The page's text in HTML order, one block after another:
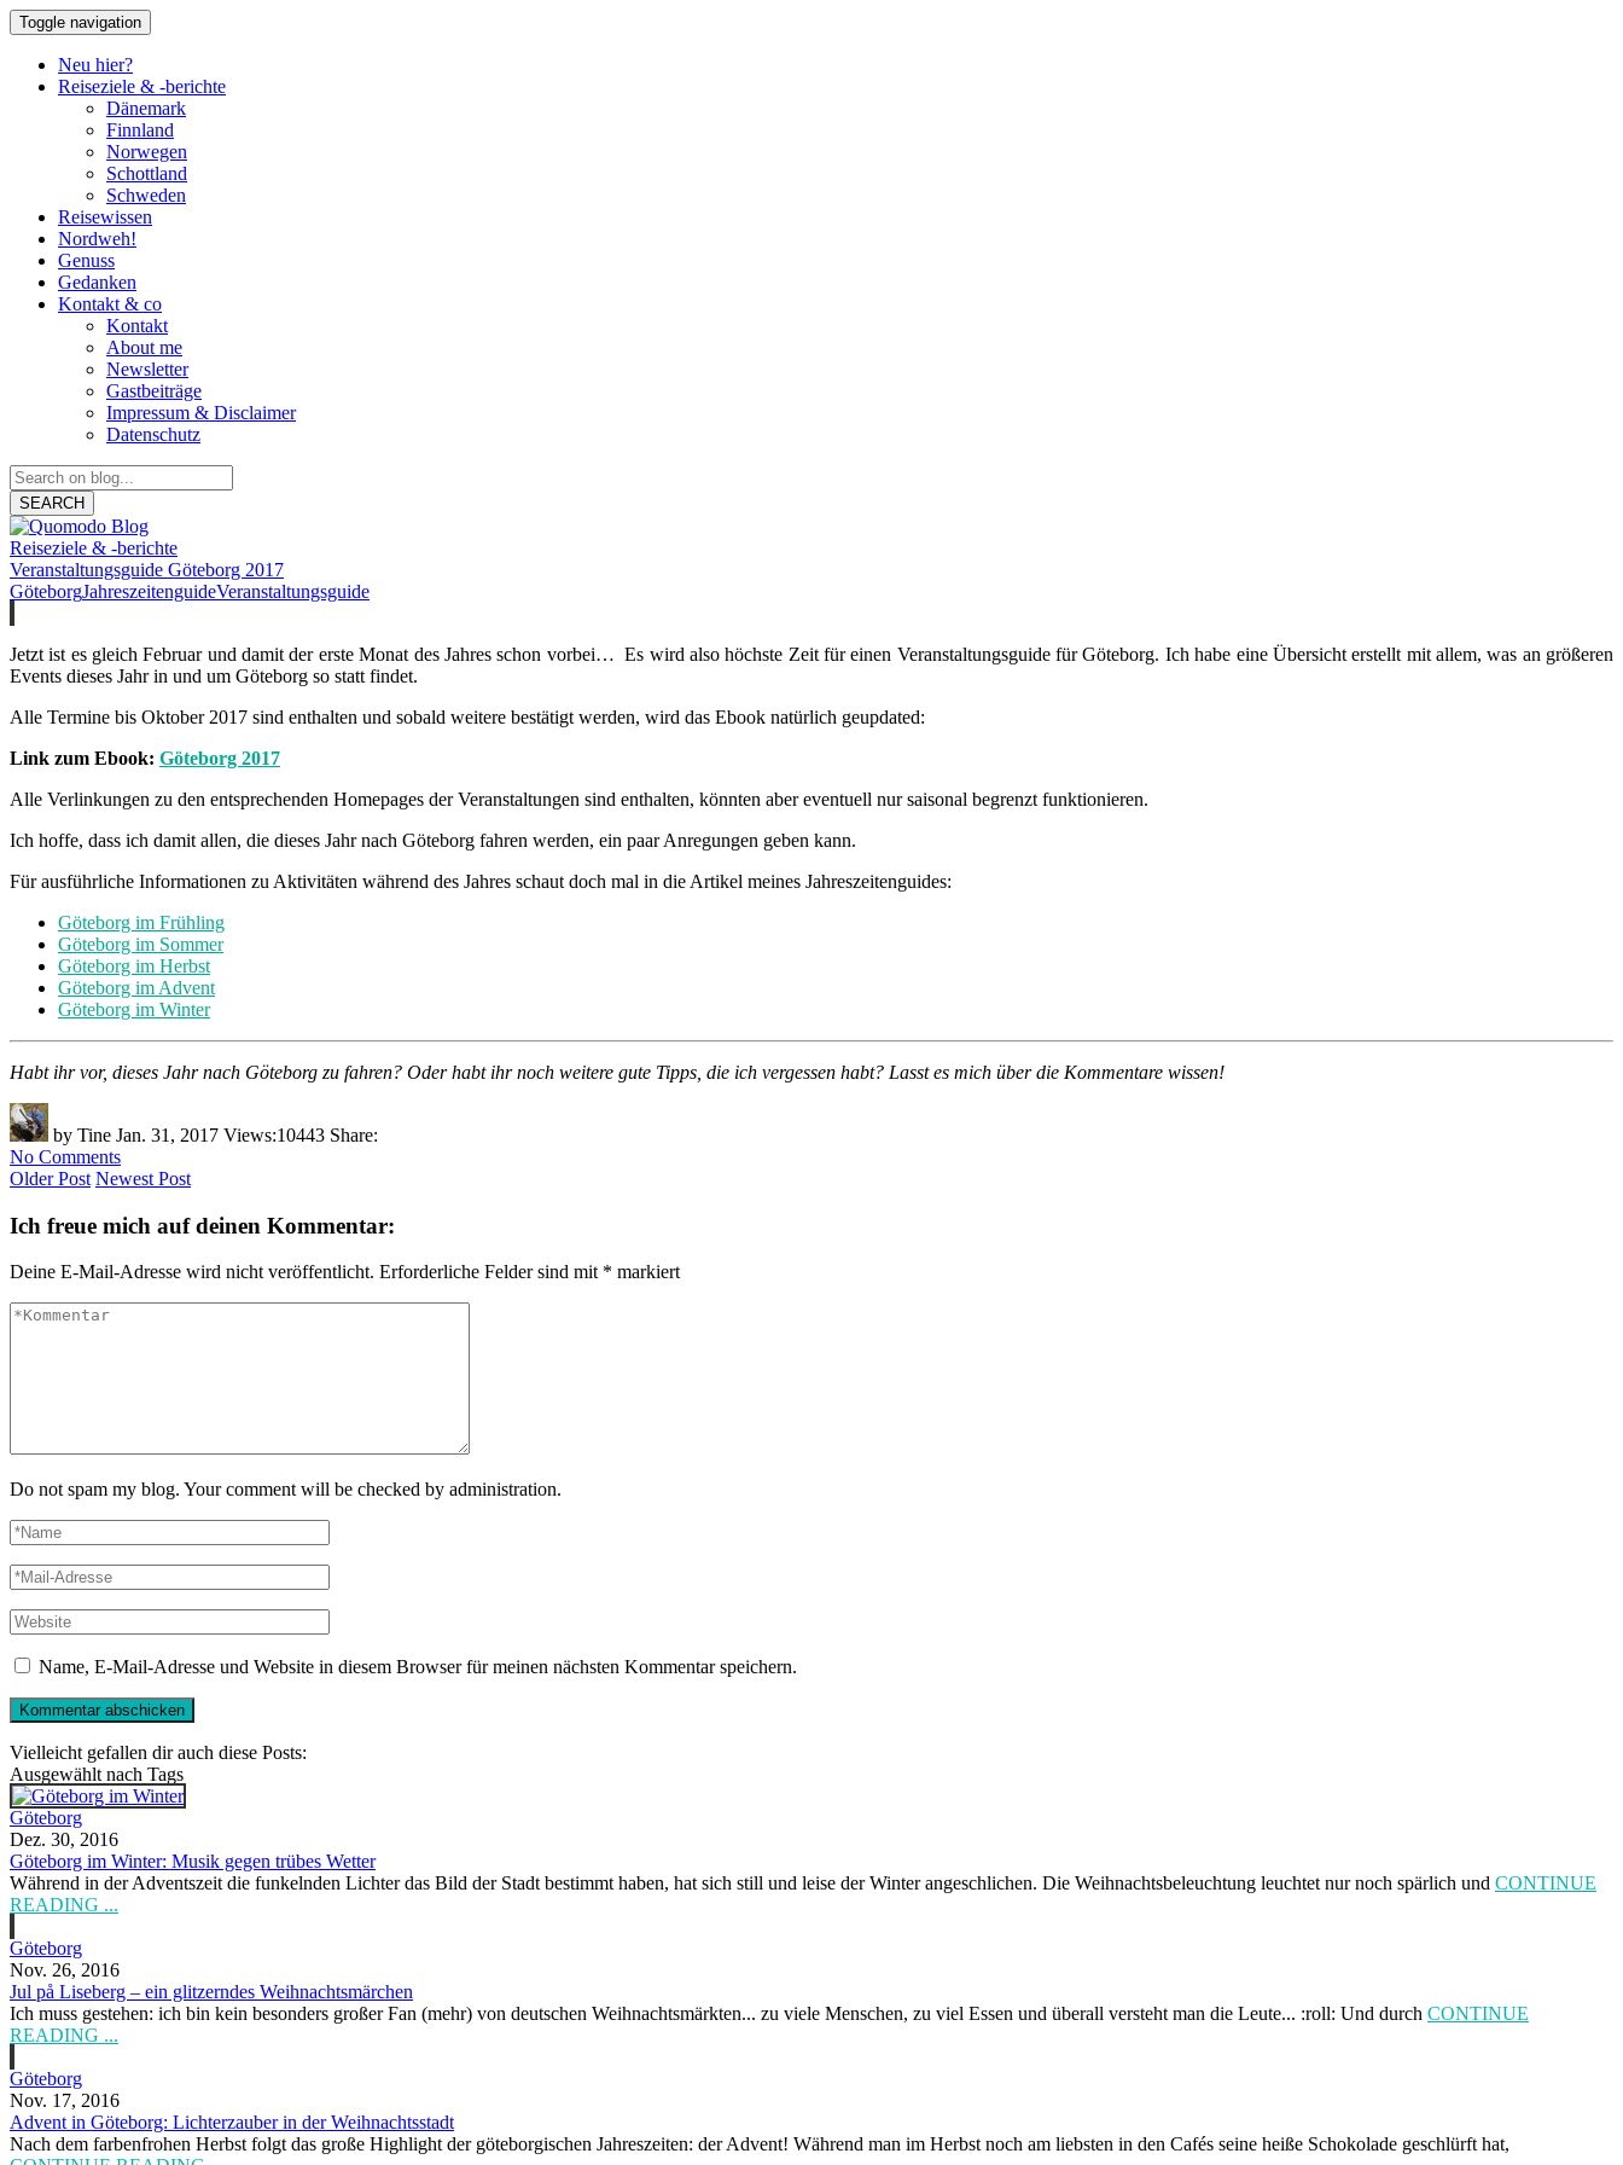
Toggle navigation
Neu hier?
Reiseziele & -berichte
Dänemark
Finnland
Norwegen
Schottland
Schweden
Reisewissen
Nordweh!
Genuss
Gedanken
Kontakt & co
Kontakt
About me
Newsletter
Gastbeiträge
Impressum & Disclaimer
Datenschutz
SEARCH
Reiseziele & -berichte
Veranstaltungsguide Göteborg 2017
GöteborgJahreszeitenguideVeranstaltungsguide
Jetzt ist es gleich Februar und damit der erste Monat des Jahres schon vorbei… Es wird also höchste Zeit für einen Veranstaltungsguide für Göteborg. Ich habe eine Übersicht erstellt mit allem, was an größeren
Events dieses Jahr in und um Göteborg so statt findet.
Alle Termine bis Oktober 2017 sind enthalten und sobald weitere bestätigt werden, wird das Ebook natürlich geupdated:
Link zum Ebook: Göteborg 2017
Alle Verlinkungen zu den entsprechenden Homepages der Veranstaltungen sind enthalten, könnten aber eventuell nur saisonal begrenzt funktionieren.
Ich hoffe, dass ich damit allen, die dieses Jahr nach Göteborg fahren werden, ein paar Anregungen geben kann.
Für ausführliche Informationen zu Aktivitäten während des Jahres schaut doch mal in die Artikel meines Jahreszeitenguides:
Göteborg im Frühling
Göteborg im Sommer
Göteborg im Herbst
Göteborg im Advent
Göteborg im Winter
Habt ihr vor, dieses Jahr nach Göteborg zu fahren? Oder habt ihr noch weitere gute Tipps, die ich vergessen habt? Lasst es mich über die Kommentare wissen!
by Tine Jan. 31, 2017 Views:10443 Share:
No Comments
Older Post Newest Post
Ich freue mich auf deinen Kommentar:
Deine E-Mail-Adresse wird nicht veröffentlicht. Erforderliche Felder sind mit * markiert
Do not spam my blog. Your comment will be checked by administration.
Name, E-Mail-Adresse und Website in diesem Browser für meinen nächsten Kommentar speichern.
Vielleicht gefallen dir auch diese Posts:
Ausgewählt nach Tags
Göteborg
Dez. 30, 2016
Göteborg im Winter: Musik gegen trübes Wetter
Während in der Adventszeit die funkelnden Lichter das Bild der Stadt bestimmt haben, hat sich still und leise der Winter angeschlichen. Die Weihnachtsbeleuchtung leuchtet nur noch spärlich und CONTINUE
READING ...
Göteborg
Nov. 26, 2016
Jul på Liseberg – ein glitzerndes Weihnachtsmärchen
Ich muss gestehen: ich bin kein besonders großer Fan (mehr) von deutschen Weihnachtsmärkten... zu viele Menschen, zu viel Essen und überall versteht man die Leute... :roll: Und durch CONTINUE
READING ...
Göteborg
Nov. 17, 2016
Advent in Göteborg: Lichterzauber in der Weihnachtsstadt
Nach dem farbenfrohen Herbst folgt das große Highlight der göteborgischen Jahreszeiten: der Advent! Während man im Herbst noch am liebsten in den Cafés seine heiße Schokolade geschlürft hat,